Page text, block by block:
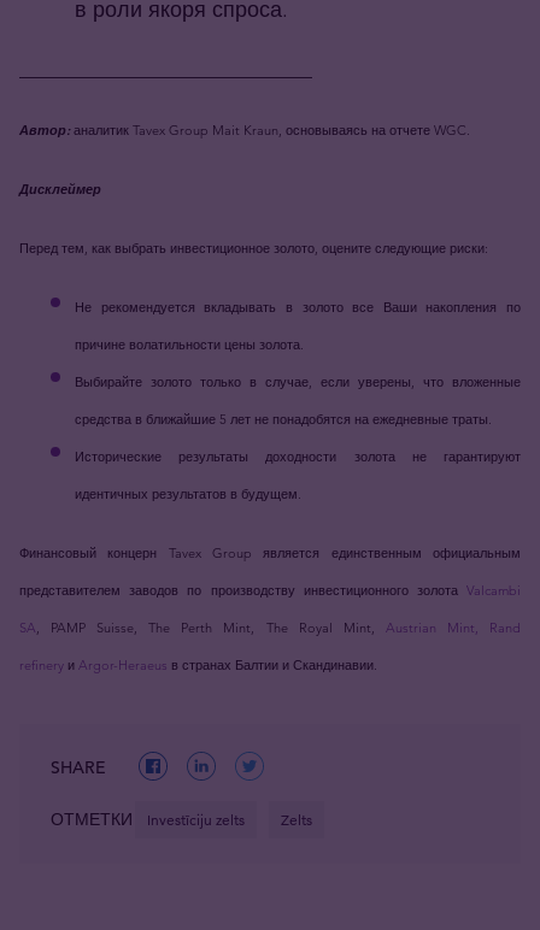
в роли якоря спроса.
Автор:аналитик Tavex Group Mait Kraun, основываясь на отчете WGC.
Дисклеймер
Перед тем, как выбрать инвестиционное золото, оцените следующие риски:
Не рекомендуется вкладывать в золото все Ваши накопления по
причине волатильности цены золота.
Выбирайте золото только в случае, если уверены, что вложенные
средства в ближайшие 5 лет не понадобятся на ежедневные траты.
Исторические результаты доходности золота не гарантируют
идентичных результатов в будущем.
Финансовый концерн Tavex Group является единственным официальным
представителем заводов по производству инвестиционного золота Valcambi
SA, PAMP Suisse, The Perth Mint, The Royal Mint, Austrian Mint, Rand
refinery и Argor-Heraeus в странах Балтии и Скандинавии.
SHARE
ОТМЕТКИ Investīciju zelts Zelts